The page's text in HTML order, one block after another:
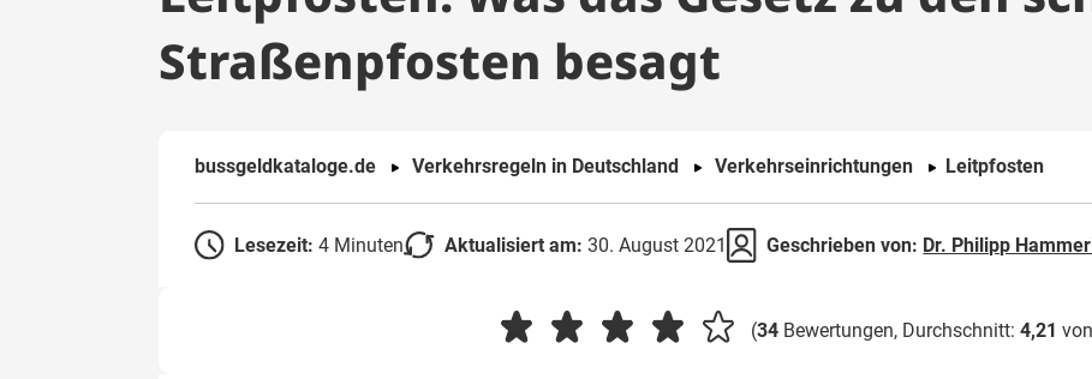
Straßenpfosten besagt
bussgeldkataloge.de Verkehrsregeln in Deutschland Verkehrseinrichtungen Leitpfosten
Lesezeit: 4 Minuten Aktualisiert am: 30. August 2021 Geschrieben von: Dr. Philipp
(34 Bewertungen, Durchschnitt: 4,21